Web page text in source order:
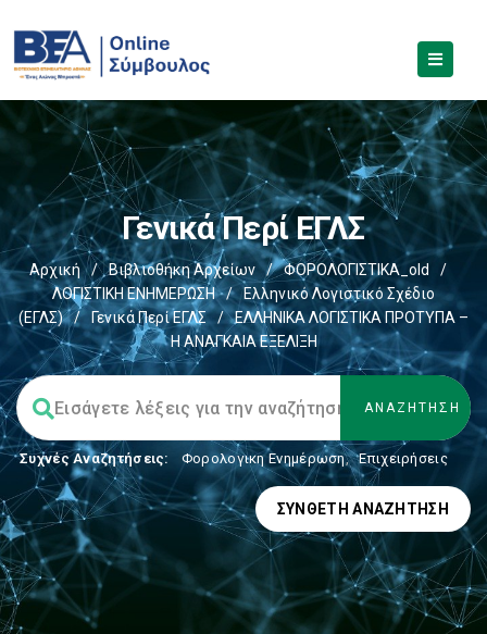
Γενικά Περί ΕΓΛΣ
Αρχική / Βιβλιοθήκη Αρχείων / ΦΟΡΟΛΟΓΙΣΤΙΚΑ_old
/
ΛΟΓΙΣΤΙΚΗ ΕΝΗΜΕΡΩΣΗ
/
Ελληνικό Λογιστικό Σχέδιο
(ΕΓΛΣ)
/ Γενικά Περί ΕΓΛΣ /
ΕΛΛΗΝΙΚΑ ΛΟΓΙΣΤΙΚΑ ΠΡΟΤΥΠΑ –
Η ΑΝΑΓΚΑΙΑ ΕΞΕΛΙΞΗ
Συχνές Αναζητήσεις: Φορολογικη Ενημέρωση, Επιχειρήσεις
ΣΎΝΘΕΤΗ ΑΝΑΖΉΤΗΣΗ